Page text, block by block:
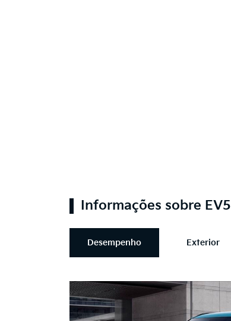
Informações sobre EV5
Desempenho Exterior